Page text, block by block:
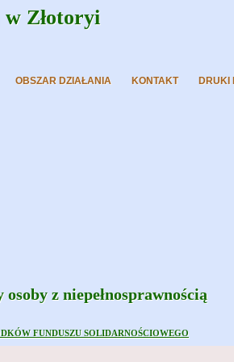
w Złotoryi
OBSZAR DZIAŁANIA KONTAKT DRUKI
osoby z niepełnosprawnością
FUNDUSZU SOLIDARNOŚCIOWEGO